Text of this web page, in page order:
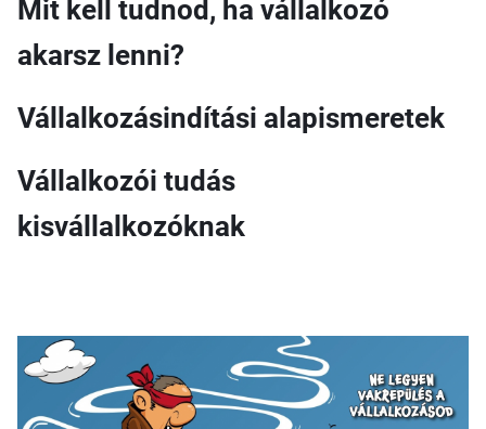
Mit kell tudnod, ha vállalkozó
akarsz lenni?
Vállalkozásindítási alapismeretek
Vállalkozói tudás
kisvállalkozóknak